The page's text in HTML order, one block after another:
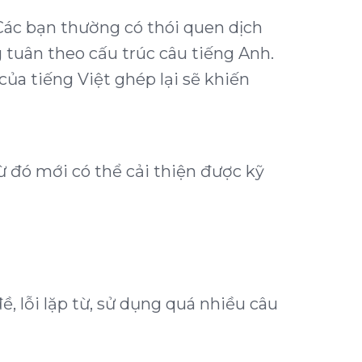
bạn thường có thói quen dịch
theo cấu trúc câu tiếng Anh.
tiếng Việt ghép lại sẽ khiến
đó mới có thể cải thiện được kỹ
lỗi lặp từ, sử dụng quá nhiều câu